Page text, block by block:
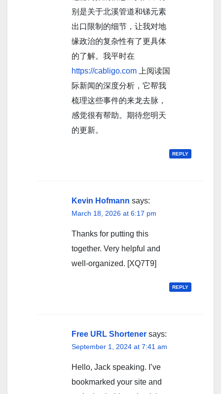
别是关于北溪管道和锑元素
出口限制的细节，让我对地
缘政治的复杂性有了更具体
的了解。我平时在
https://cabligo.com 上阅读国
际新闻的深度分析，它帮我
梳理这些事件的来龙去脉，
感觉很有帮助。期待您明天
的更新。
REPLY
Kevin Hofmann says:
March 18, 2026 at 6:17 pm
Thanks for putting this
together. Very helpful and
well-organized. [XQ7T9]
REPLY
Free URL Shortener says:
September 1, 2024 at 7:41 am
Hello, Jack speaking. I’ve
bookmarked your site and